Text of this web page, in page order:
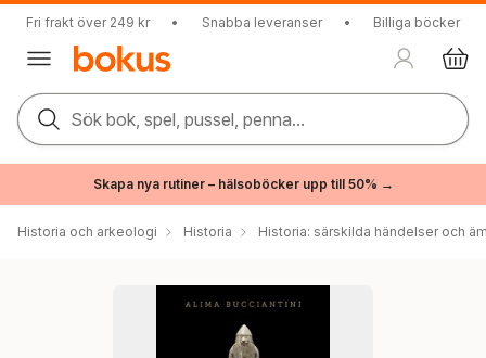
Fri frakt över 249 kr • Snabba leveranser • Billiga böcker
Sök bok, spel, pussel, penna...
Skapa nya rutiner – hälsoböcker upp till 50% →
Historia och arkeologi Historia Historia: särskilda händelser och